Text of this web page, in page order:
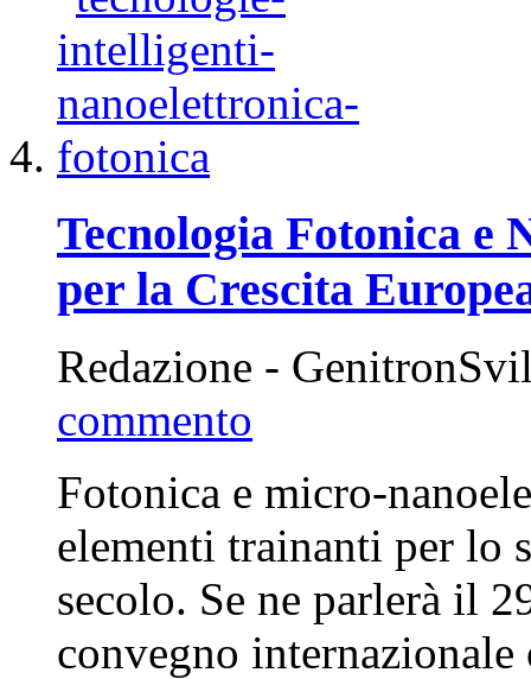
Tecnologia Fotonica e
per la Crescita
Redazione -
commento
Fotonica e micro-
elementi trainanti per lo
secolo. Se ne parlerà il
convegno